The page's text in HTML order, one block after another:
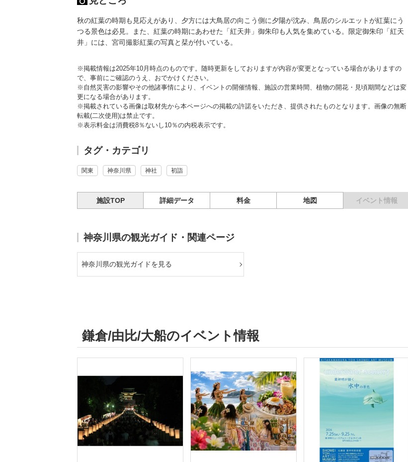
秋の紅葉の時期も見応えがあり、夕方には大鳥居の向こう側に夕陽が沈み、鳥居のシルエットが紅葉にう
つる景色は必見。また、紅葉の時期にあわせた「紅天井」御朱印も人気を集めている。限定御朱印「紅天
井」には、宮司撮影紅葉の写真と栞が付いている。
※掲載情報は2025年10月時点のものです。随時更新をしておりますが内容が変更となっている場合がありますの
で、事前にご確認のうえ、おでかけください。
※自然災害の影響やその他諸事情により、イベントの開催情報、施設の営業時間、植物の開花・見頃期間などは変
更になる場合があります。
※掲載されている画像は取材先から本ページへの掲載の許諾をいただき、提供されたものとなります。画像の無断
転載(二次使用)は禁止です。
※表示料金は消費税8％ないし10％の内税表示です。
タグ・カテゴリ
関東 神奈川県 神社 初詣
施設TOP 詳細データ 料金 地図 イベント情報
神奈川県の観光ガイド・関連ページ
神奈川県の観光ガイドを見る
鎌倉/由比/大船のイベント情報